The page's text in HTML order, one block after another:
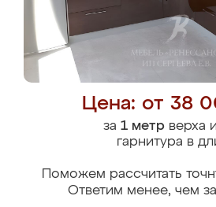
Цена: от 38
за 1 метрверха
гарнитура в
Поможем рассчитать
Ответим менее, чем